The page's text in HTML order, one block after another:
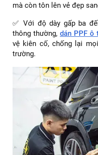
mà còn tôn lên vẻ đẹp
✅ Với độ dày gấp ba
thông thường, dán PPF ô
vệ kiên cố, chống lại
trường.